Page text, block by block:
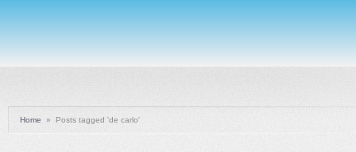
Home » Posts tagged 'de carlo'